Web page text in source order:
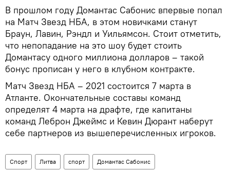
В прошлом году Домантас Сабонис впервые попал
на Матч Звезд НБА, в этом новичками станут
Браун, Лавин, Рэндл и Уильямсон. Стоит отметить,
что непопадание на это шоу будет стоить
Домантасу одного миллиона долларов – такой
бонус прописан у него в клубном контракте.
Матч Звезд НБА – 2021 состоится 7 марта в
Атланте. Окончательные составы команд
определят 4 марта на драфте, где капитаны
команд Леброн Джеймс и Кевин Дюрант наберут
себе партнеров из вышеперечисленных игроков.
Спорт Литва спорт Домантас Сабонис